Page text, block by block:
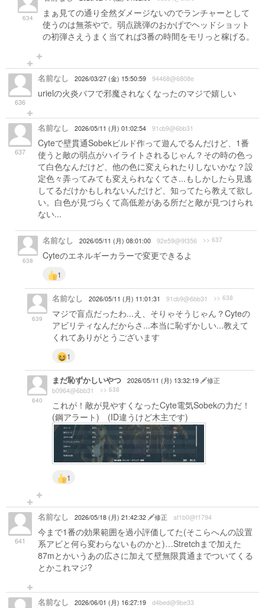
634
まぁ見ての通り全然ダメージないのでランチャーとして
使うのは無茶やで。弱点跳弾のおかげでヘッドショット
の初弾さえうまく当てれば3番の時間をモリっと稼げる。
636
名前なし 2026/03/27 (金) 15:50:59 94468@6808e
urielの火炎バフで邪魔されなくなったのマジで嬉しい
637
名前なし 2026/05/11 (月) 01:02:54 91cb9@6bb31
Cyteで壁貫通Sobekビルド作って遊んでるんだけど、1番
使うと敵の弱点がハイライトされるじゃん？その時の色っ
て白色なんだけど、他の色に変えられたりしないかな？設
定色々弄ってみても変えられなくてさ...もしかしたら見逃
してるだけかもしれないんだけど、知ってたら教えて欲し
い。白色が見づらくて高低差がある所だと敵が見つけられ
ない...
638
名前なし 2026/05/11 (月) 08:01:00 92e59@9f356 >> 637
Cyteのエネルギーカラーで変更できるよ
1
639
名前なし 2026/05/11 (月) 11:01:31 91cb9@6bb31 >> 638
マジで盲点だったわ...え、そりゃそうじゃん？Cyteの
アビリティなんだからさ...本当に恥ずかしい...教えて
くれてありがとうございます
1
640
まだ恥ずかしいやつ 2026/05/11 (月) 13:32:19
修正
b0964@6bb31
>> 638
これが！敵が見やすくなったCyte電気Sobekの力だ！
(鋼アラート) (ID違うけど木主です)
1
641
名前なし 2026/05/18 (月) 21:42:32 修正 af1b0@f1794
今まで1番の効果範囲を過小評価してた(そこらへんの設置
系アビと何ら変わらないものかと)…Stretchまで加えた
87mとかいうあの広さに加えて壁無限貫通までついてくる
とかこれマジ?
名前なし 2026/06/01 (月) 16:27:19 d4bed@9be33